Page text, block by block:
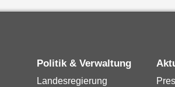
Politik & Verwaltung
Landesregierung